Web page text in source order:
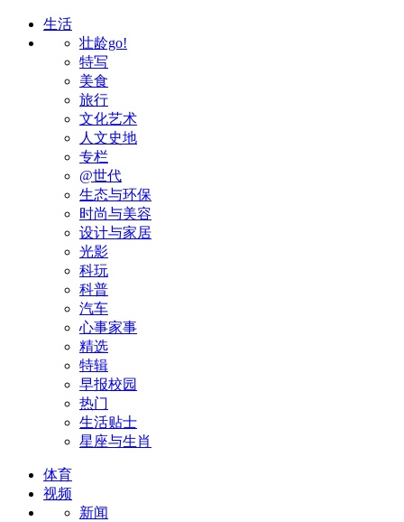
生活
壮龄go!
特写
美食
旅行
文化艺术
人文史地
专栏
@世代
生态与环保
时尚与美容
设计与家居
光影
科玩
科普
汽车
心事家事
精选
特辑
早报校园
热门
生活贴士
星座与生肖
体育
视频
新闻